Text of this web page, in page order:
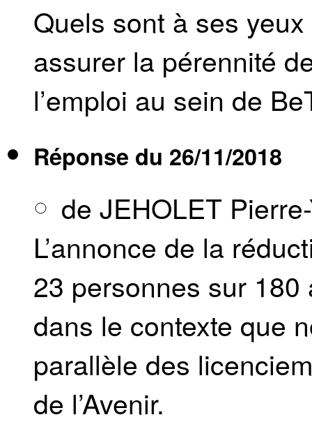
Quels sont à ses
assurer la pérennité
l’emploi au sein de
Réponse du 26/11/2018
de JEHOLET
L’annonce de la
23 personnes sur
dans le contexte que
parallèle des
de l’Avenir.